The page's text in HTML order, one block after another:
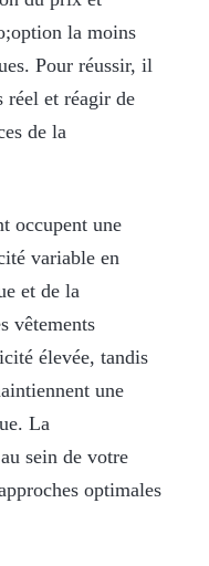
la moins
Pour réussir, il
réel et réagir de
de la
occupent une
variable en
et de la
vêtements
élevée, tandis
une
La
sein de votre
optimales